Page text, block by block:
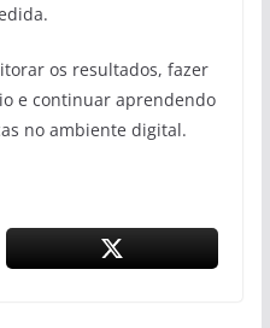
os resultados, fazer
e continuar aprendendo
no ambiente digital.